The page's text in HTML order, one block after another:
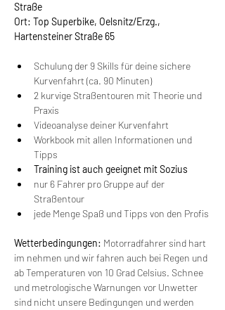
Straße
Ort: Top Superbike, Oelsnitz/Erzg.,
Hartensteiner Straße 65
Schulung der 9 Skills für deine sichere
Kurvenfahrt (ca. 90 Minuten)
2 kurvige Straßentouren mit Theorie und
Praxis
Videoanalyse deiner Kurvenfahrt
Workbook mit allen Informationen und
Tipps
Training ist auch geeignet mit Sozius
nur 6 Fahrer pro Gruppe auf der
Straßentour
jede Menge Spaß und Tipps von den Profis
Wetterbedingungen: Motorradfahrer sind hart
im nehmen und wir fahren auch bei Regen und
ab Temperaturen von 10 Grad Celsius. Schnee
und metrologische Warnungen vor Unwetter
sind nicht unsere Bedingungen und werden